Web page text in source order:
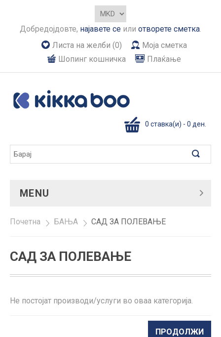
Добредојдовте, најавете се или отворете сметка.
Листа на желби (0)
Моја сметка
Шопинг кошничка
Плаќање
0 ставка(и) - 0 ден.
MENU
Почетна » БАЊА » САД ЗА ПОЛЕВАЊЕ
САД ЗА ПОЛЕВАЊЕ
Не постојат производи/услуги во оваа категорија.
ПРОДОЛЖИ